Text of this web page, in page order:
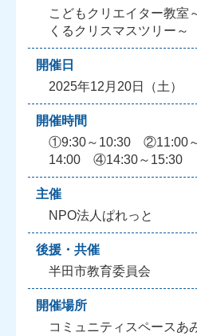
こどもクリエイター教室
くるクリスマスツリー～
開催日
2025年12月20日（土）
開催時間
①9:30～10:30 ②11:00
14:00 ④14:30～15:30
主催
NPO法人ぱれっと
後援・共催
半田市教育委員会
開催場所
コミュニティスペースあ